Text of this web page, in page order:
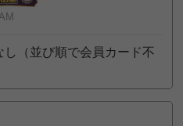
し（並び順で会員カード不